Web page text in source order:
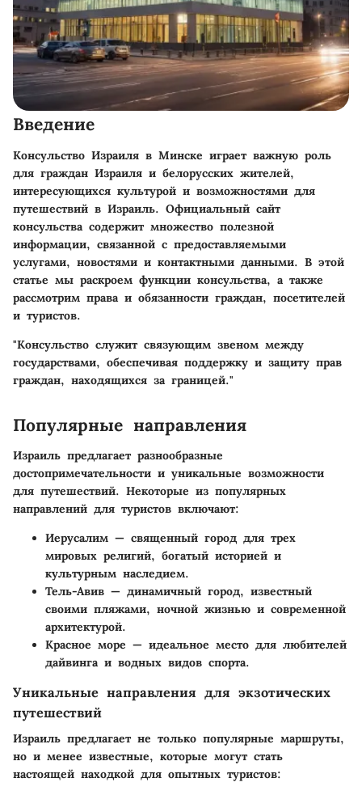
Введение
Консульство Израиля в Минске играет важную роль
для граждан Израиля и белорусских жителей,
интересующихся культурой и возможностями для
путешествий в Израиль. Официальный сайт
консульства содержит множество полезной
информации, связанной с предоставляемыми
услугами, новостями и контактными данными. В этой
статье мы раскроем функции консульства, а также
рассмотрим права и обязанности граждан, посетителей
и туристов.
"Консульство служит связующим звеном между
государствами, обеспечивая поддержку и защиту прав
граждан, находящихся за границей."
Популярные направления
Израиль предлагает разнообразные
достопримечательности и уникальные возможности
для путешествий. Некоторые из популярных
направлений для туристов включают:
Иерусалим — священный город для трех
мировых религий, богатый историей и
культурным наследием.
Тель-Авив — динамичный город, известный
своими пляжами, ночной жизнью и современной
архитектурой.
Красное море — идеальное место для любителей
дайвинга и водных видов спорта.
Уникальные направления для экзотических
путешествий
Израиль предлагает не только популярные маршруты,
но и менее известные, которые могут стать
настоящей находкой для опытных туристов: